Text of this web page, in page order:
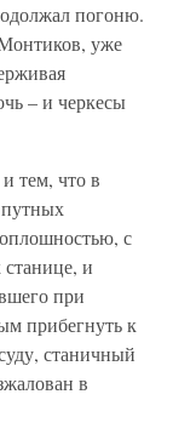
погоню.
уже
– и черкесы
тем, что в
путных
с
и
при
прибегнуть к
станичный
в